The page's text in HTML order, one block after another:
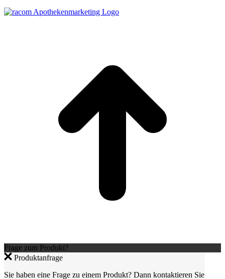
Frage zum Produkt?
Produktanfrage
Sie haben eine Frage zu einem Produkt? Dann kontaktieren Sie